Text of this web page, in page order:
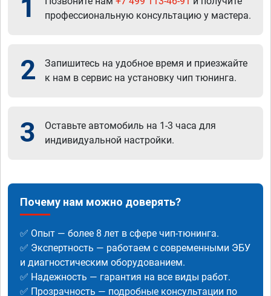
1
профессиональную консультацию у мастера.
2
Запишитесь на удобное время и приезжайте
к нам в сервис на установку чип тюнинга.
3
Оставьте автомобиль на 1-3 часа для
индивидуальной настройки.
Почему нам можно доверять?
✅ Опыт — более 8 лет в сфере чип-тюнинга.
✅ Экспертность — работаем с современными ЭБУ
и диагностическим оборудованием.
✅ Надежность — гарантия на все виды работ.
✅ Прозрачность — подробные консультации по